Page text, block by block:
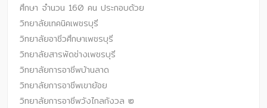
ศึกษา จำนวน 160 คน ประกอบด้วย
วิทยาลัยเทคนิคเพชรบุรี
วิทยาลัยอาชีวศึกษาเพชรบุรี
วิทยาลัยสารพัดช่างเพชรบุรี
วิทยาลัยการอาชีพบ้านลาด
วิทยาลัยการอาชีพเขาย้อย
วิทยาลัยการอาชีพวังไกลกังวล ๒